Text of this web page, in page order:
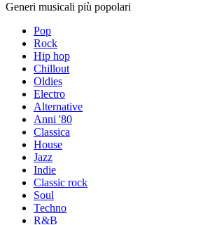
Generi musicali più popolari
Pop
Rock
Hip hop
Chillout
Oldies
Electro
Alternative
Anni '80
Classica
House
Jazz
Indie
Classic rock
Soul
Techno
R&B